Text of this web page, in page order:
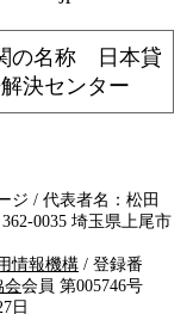
の名称 日本貸
決センター
ジ / 代表者名：松田
0035 埼玉県上尾市
情報機構 / 登録番
会会員 第005746号
日